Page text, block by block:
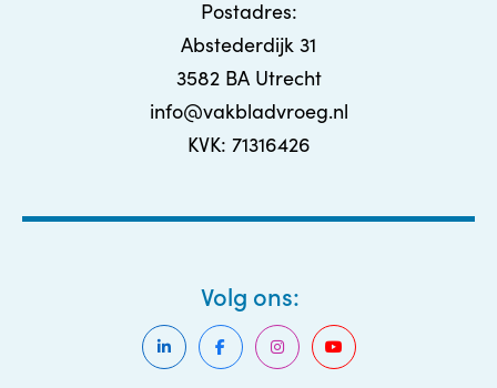
Postadres:
Abstederdijk 31
3582 BA Utrecht
info@vakbladvroeg.nl
KVK: 71316426
Volg ons: